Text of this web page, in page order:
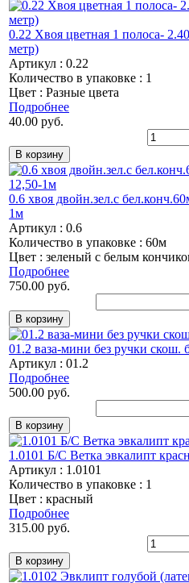
0.22 Хвоя цветная 1 полоса-
метр)
Артикул : 0.22
Количество в упаковке : 1
Цвет : Разные цвета
Подробнее
40.00 руб.
0.6 хвоя двойн.зел.с
1м
Артикул : 0.6
Количество в упаковке : 60м
Цвет : зеленый с белым
Подробнее
750.00 руб.
01.2 ваза-мини без ручки скош.
Артикул : 01.2
Подробнее
500.00 руб.
1.0101 Б/С Ветка эвкалипт
Артикул : 1.0101
Количество в упаковке : 1
Цвет : красный
Подробнее
315.00 руб.